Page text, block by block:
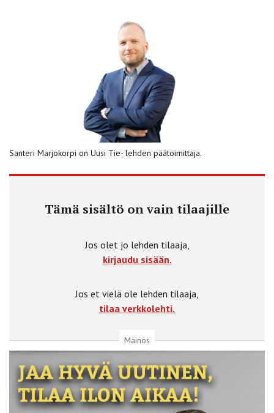
Santeri Marjokorpi on Uusi Tie- lehden päätoimittaja.
Tämä sisältö on vain tilaajille
Jos olet jo lehden tilaaja,
kirjaudu sisään.
Jos et vielä ole lehden tilaaja,
tilaa verkkolehti.
Mainos